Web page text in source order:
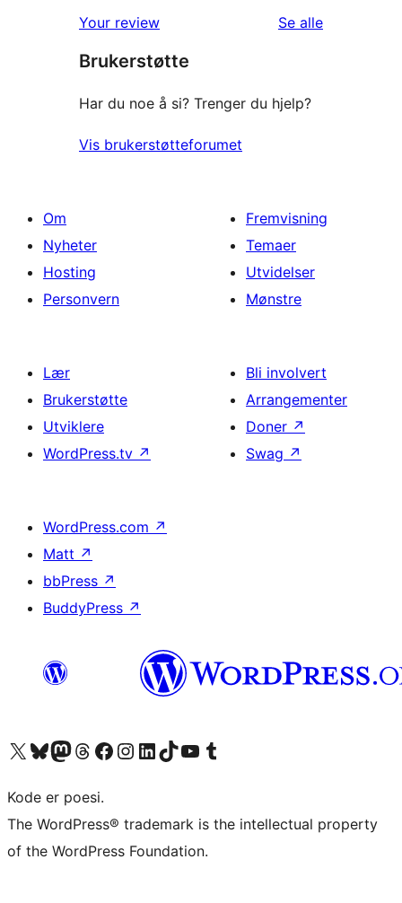
reviews
star
reviews
Your review Se alleomtalene
Brukerstøtte
Har du noe å si? Trenger du hjelp?
Vis brukerstøtteforumet
Om
Nyheter
Hosting
Personvern
Fremvisning
Temaer
Utvidelser
Mønstre
Lær
Brukerstøtte
Utviklere
WordPress.tv ↗
Bli involvert
Arrangementer
Doner ↗
Swag ↗
WordPress.com ↗
Matt ↗
bbPress ↗
BuddyPress ↗
Besøk vår konto på X Visit our Bluesky account
Besøk vår Mastodon-konto
Visit our Threads account
Besøk vår Facebook-sideBesøk vår Instagram-konto
Besøk vår LinkedIn-konto
Visit our TikTok account
Visit our YouTube channel
Visit our Tumblr account
Kode er poesi.
The WordPress® trademark is the intellectual property
of the WordPress Foundation.